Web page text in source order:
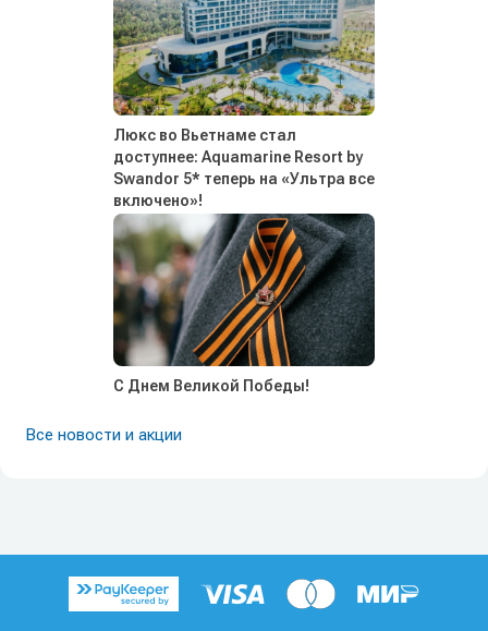
Люкс во Вьетнаме стал
доступнее: Aquamarine Resort by
Swandor 5* теперь на «Ультра все
включено»!
С Днем Великой Победы!
Все новости и акции